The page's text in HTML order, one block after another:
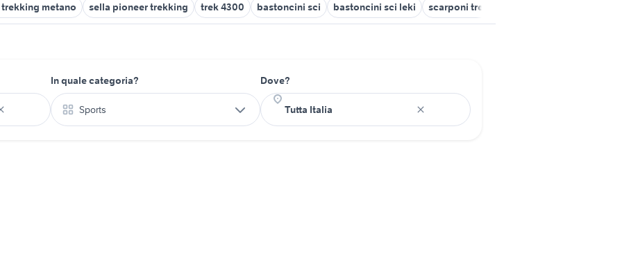
metano sella pioneer trekking trek 4300 bastoncini sci bastoncini sci leki scarponi trekking
In quale categoria?
Sports
Dove?